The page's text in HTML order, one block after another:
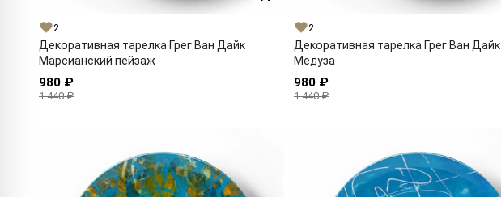
2
Декоративная тарелка Грег Ван Дайк
Марсианский пейзаж
980 ₽
1 440 ₽
2
Декоративная тарелка Грег Ван Дайк
Медуза
980 ₽
1 440 ₽